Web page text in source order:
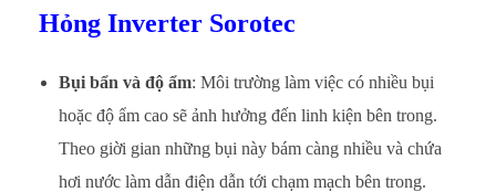
Hỏng Inverter Sorotec
Bụi bẩn và độ ẩm: Môi trường làm việc có nhiều bụi
hoặc độ ẩm cao sẽ ảnh hưởng đến linh kiện bên trong.
Theo giời gian những bụi này bám càng nhiều và chứa
hơi nước làm dẫn điện dẫn tới chạm mạch bên trong.